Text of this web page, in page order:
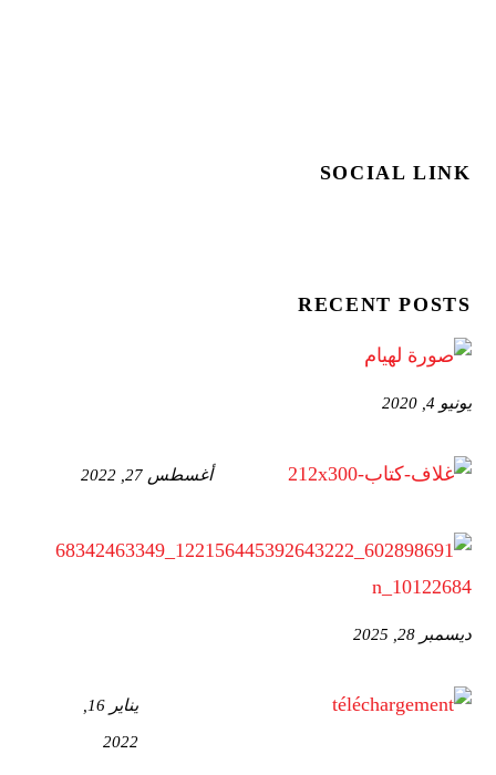
SOCIAL LINK
RECENT POSTS
يونيو 4, 2020
أغسطس 27, 2022
ديسمبر 28, 2025
2022